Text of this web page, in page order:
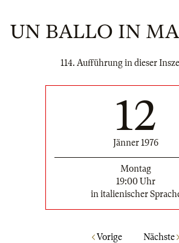
UN BALLO IN
114. Aufführung in dieser
12
Jänner 1976
Montag
19:00 Uhr
in italienischer
Vorige Nächste